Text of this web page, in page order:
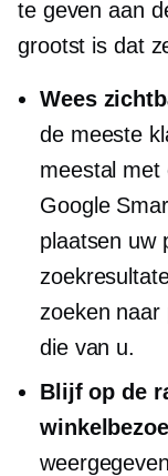
te geven aan
grootst is dat
Wees
de meeste
meestal met
Google
plaatsen uw
zoeken naar
die van u.
Blijf op de